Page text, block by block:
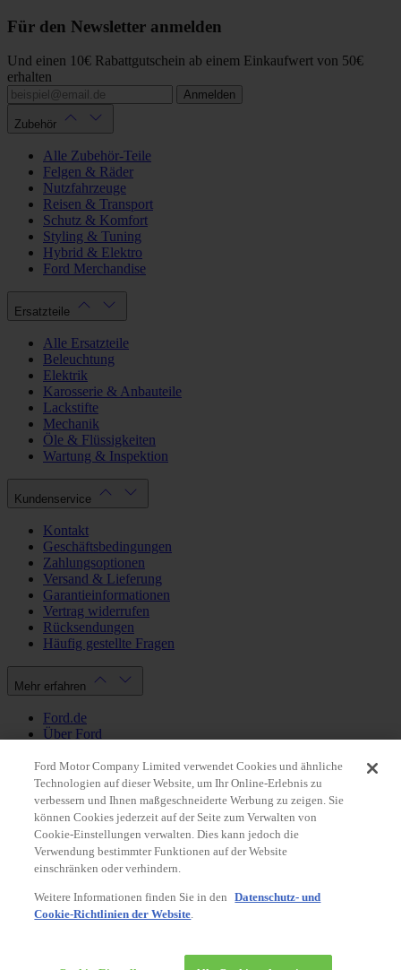
Für den Newsletter anmelden
Und einen 10€ Rabattgutschein ab einem Einkaufwert von 50€
erhalten
Anmelden
Zubehör
Alle Zubehör-Teile
Felgen & Räder
Nutzfahrzeuge
Reisen & Transport
Schutz & Komfort
Styling & Tuning
Hybrid & Elektro
Ford Merchandise
Ersatzteile
Alle Ersatzteile
Beleuchtung
Elektrik
Karosserie & Anbauteile
Lackstifte
Mechanik
Öle & Flüssigkeiten
Wartung & Inspektion
Kundenservice
Kontakt
Geschäftsbedingungen
Zahlungsoptionen
Versand & Lieferung
Garantieinformationen
Vertrag widerrufen
Rücksendungen
Häufig gestellte Fragen
Mehr erfahren
Ford.de
Über Ford
Datenschutzbestimmungen
Impressum
Mein Konto
Login / Registrierung
Meine Bestellungen
Land ändern
© 2026 Ford-Werke-GmbH
Ford Onlineshop
Ford Motor Company Limited verwendet Cookies und ähnliche
Technologien auf dieser Website, um Ihr Online-Erlebnis zu
verbessern und Ihnen maßgeschneiderte Werbung zu zeigen. Sie
können Cookies jederzeit auf der Seite zum Verwalten von
Cookie-Einstellungen verwalten. Dies kann jedoch die
Verwendung bestimmter Funktionen auf der Website
einschränken oder verhindern.
Weitere Informationen finden Sie in den
Datenschutz- und
Cookie-Richtlinien der Website.